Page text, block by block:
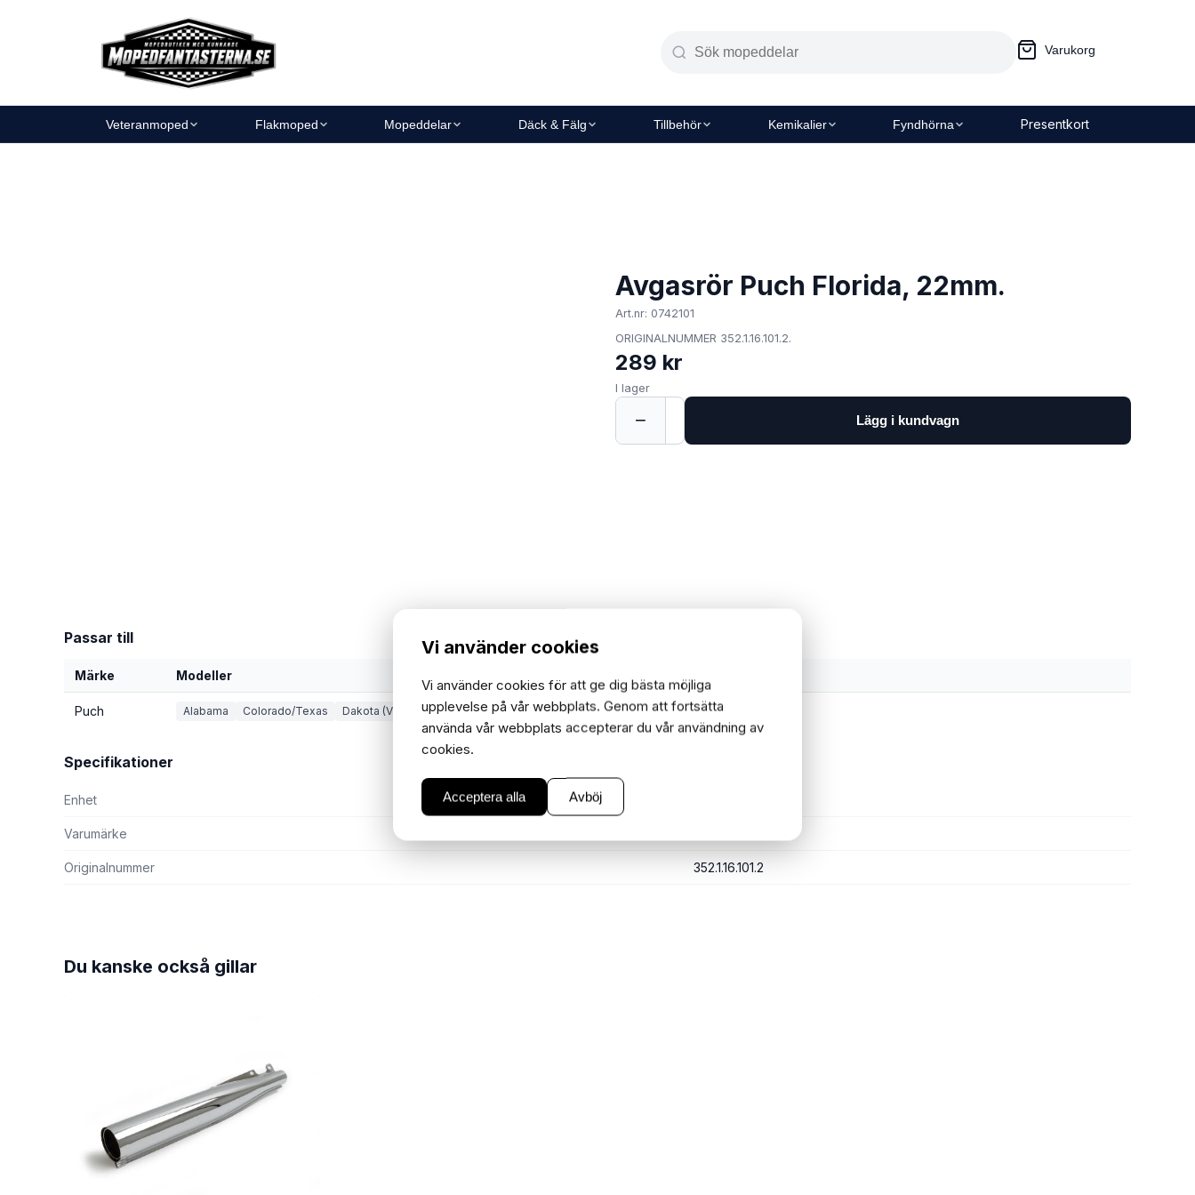
Varukorg
Veteranmoped Flakmoped Mopeddelar Däck & Fälg Tillbehör Kemikalier Fyndhörna Presentkort
Avgasrör Puch Florida, 22mm.
Art.nr: 0742101
ORIGINALNUMMER 352.1.16.101.2.
289 kr
I lager
− Lägg i kundvagn
Passar till
Märke Modeller
Puch Alabama Colorado/Texas Dakota (VZ) Florida m.fl. M50 Racing Magnum Maxi Monza m.fl.
Specifikationer
Enhet
Varumärke
Originalnummer 352.1.16.101.2
Du kanske också gillar
Vi använder cookies
Vi använder cookies för att ge dig bästa möjliga
upplevelse på vår webbplats. Genom att fortsätta
använda vår webbplats accepterar du vår användning av
cookies.
Acceptera alla Avböj